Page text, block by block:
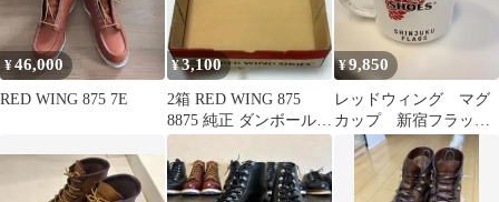
¥46,000
RED WING 875 7E
¥3,100
2箱 RED WING 875
8875 純正 ダンボール
箱 空箱のみ
¥9,850
レッドウィング マグ
カップ 新宿フラッグ
ス 新品